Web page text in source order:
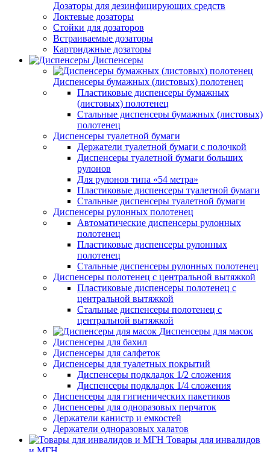
Дозаторы для дезинфицирующих средств
Локтевые дозаторы
Стойки для дозаторов
Встраиваемые дозаторы
Картриджные дозаторы
Диспенсеры
Диспенсеры бумажных (листовых) полотенец
Пластиковые диспенсеры бумажных
(листовых) полотенец
Стальные диспенсеры бумажных (листовых)
полотенец
Диспенсеры туалетной бумаги
Держатели туалетной бумаги с полочкой
Диспенсеры туалетной бумаги больших
рулонов
Для рулонов типа «54 метра»
Пластиковые диспенсеры туалетной бумаги
Стальные диспенсеры туалетной бумаги
Диспенсеры рулонных полотенец
Автоматические диспенсеры рулонных
полотенец
Пластиковые диспенсеры рулонных
полотенец
Стальные диспенсеры рулонных полотенец
Диспенсеры полотенец с центральной вытяжкой
Пластиковые диспенсеры полотенец с
центральной вытяжкой
Стальные диспенсеры полотенец с
центральной вытяжкой
Диспенсеры для масок
Диспенсеры для бахил
Диспенсеры для салфеток
Диспенсеры для туалетных покрытий
Диспенсеры подкладок 1/2 сложения
Диспенсеры подкладок 1/4 сложения
Диспенсеры для гигиенических пакетиков
Диспенсеры для одноразовых перчаток
Держатели канистр и емкостей
Держатели одноразовых халатов
Товары для инвалидов